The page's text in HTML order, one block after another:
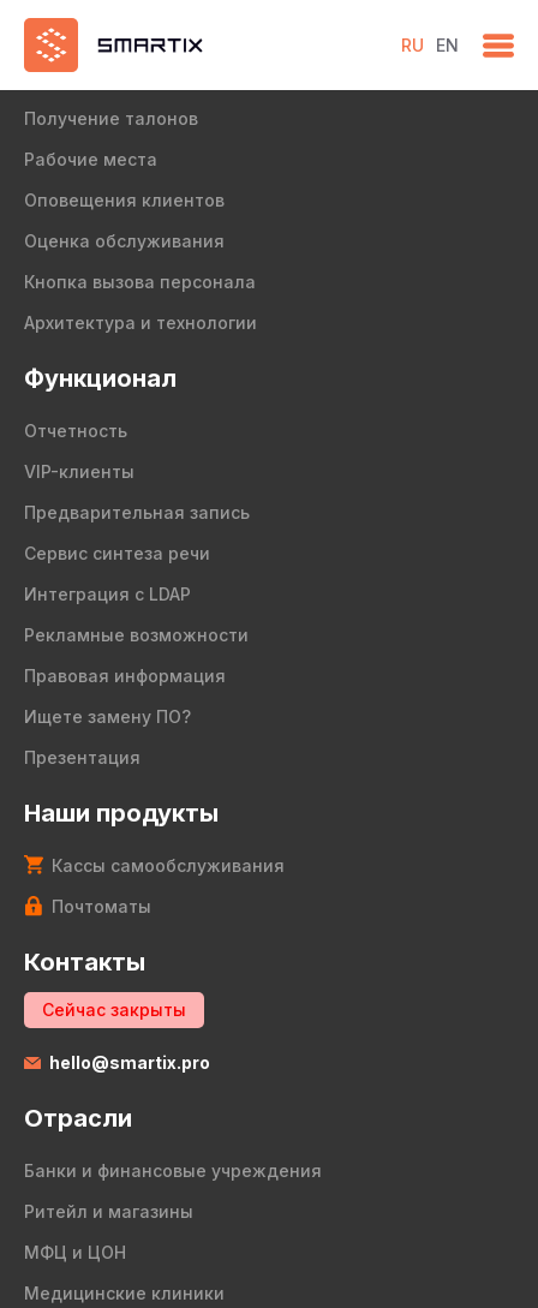
RU EN
Продукт
Получение талонов
Рабочие места
Оповещения клиентов
Оценка обслуживания
Кнопка вызова персонала
Архитектура и технологии
Функционал
Отчетность
VIP-клиенты
Предварительная запись
Сервис синтеза речи
Интеграция с LDAP
Рекламные возможности
Правовая информация
Ищете замену ПО?
Презентация
Наши продукты
Кассы самообслуживания
Почтоматы
Контакты
Сейчас закрыты
hello@smartix.pro
Отрасли
Банки и финансовые учреждения
Ритейл и магазины
МФЦ и ЦОН
Медицинские клиники